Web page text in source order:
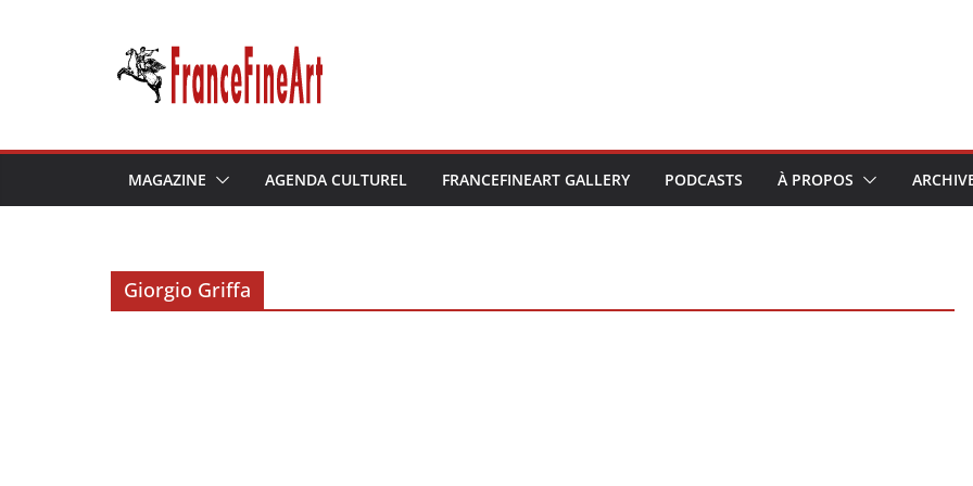
MAGAZINE AGENDA CULTUREL FRANCEFINEART GALLERY PODCASTS À PROPOS
Giorgio Griffa